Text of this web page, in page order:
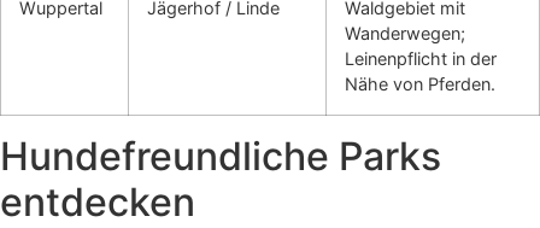
Wuppertal Jägerhof / Linde
Waldgebiet mit
Wanderwegen;
Leinenpflicht in der
Nähe von Pferden.
Hundefreundliche Parks
entdecken